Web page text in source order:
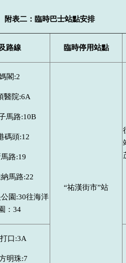
附表二：臨時巴士站點安排
路線 臨時停用站點
閣:2
醫院:6A
馬路:10B
碼頭:12
路:19
馬路:22
園:30往海洋
：34
“祐漢街市”站
口:3A
明珠:7